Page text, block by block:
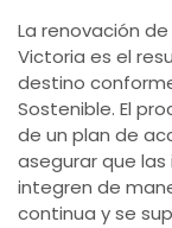
La renovación
Victoria es el
destino
Sostenible. El
de un plan de
asegurar que
integren de
continua y se